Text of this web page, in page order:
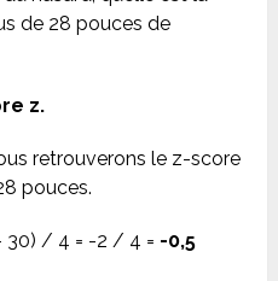
de 28 pouces de
z.
retrouverons le z-score
pouces.
30) / 4 = -2 / 4 = -0,5